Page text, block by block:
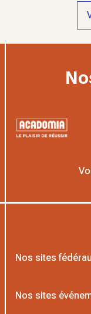
Nos sites
Nos sites